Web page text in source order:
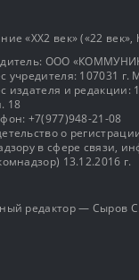
«XX2 век» («22
OOO
учредителя: 107031 г.
издателя и редакции:
18
+7(977)948-21-08
о
в сфере связи,
13.12.2016 г.
редактор — Сыров